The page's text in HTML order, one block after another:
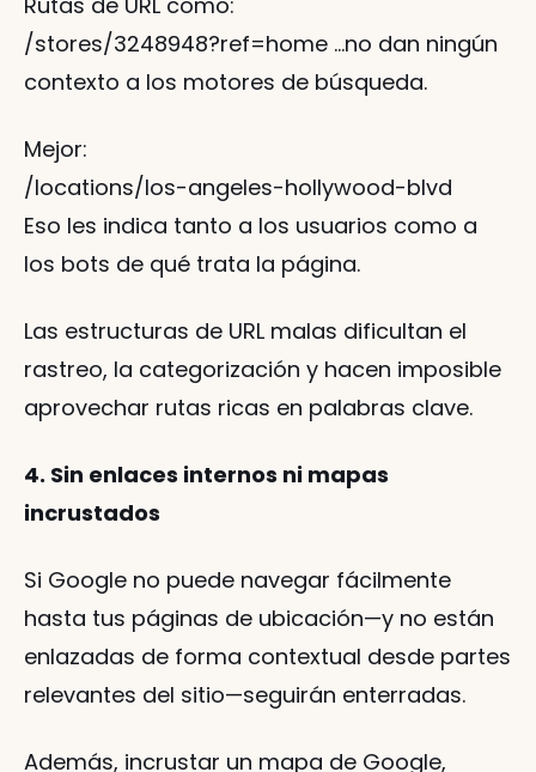
/stores/3248948?ref=home …no dan ningún
contexto a los motores de búsqueda.
Mejor:
/locations/los-angeles-hollywood-blvd
Eso les indica tanto a los usuarios como a
los bots de qué trata la página.
Las estructuras de URL malas dificultan el
rastreo, la categorización y hacen imposible
aprovechar rutas ricas en palabras clave.
4. Sin enlaces internos ni mapas
incrustados
Si Google no puede navegar fácilmente
hasta tus páginas de ubicación—y no están
enlazadas de forma contextual desde partes
relevantes del sitio—seguirán enterradas.
Además, incrustar un mapa de Google,